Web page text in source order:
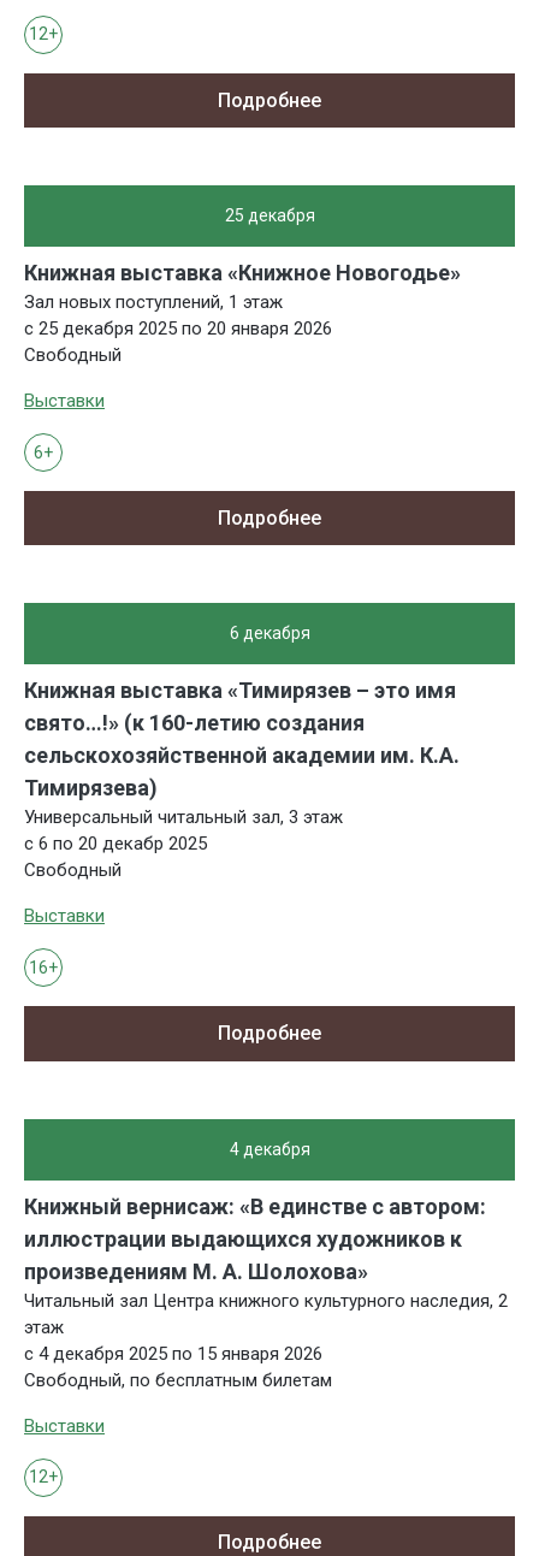
12+
Подробнее
25 декабря
Книжная выставка «Книжное Новогодье»
Зал новых поступлений, 1 этаж
с 25 декабря 2025 по 20 января 2026
Свободный
Выставки
6+
Подробнее
6 декабря
Книжная выставка «Тимирязев – это имя
свято…!» (к 160-летию создания
сельскохозяйственной академии им. К.А.
Тимирязева)
Универсальный читальный зал, 3 этаж
с 6 по 20 декабр 2025
Свободный
Выставки
16+
Подробнее
4 декабря
Книжный вернисаж: «В единстве с автором:
иллюстрации выдающихся художников к
произведениям М. А. Шолохова»
Читальный зал Центра книжного культурного наследия, 2
этаж
с 4 декабря 2025 по 15 января 2026
Свободный, по бесплатным билетам
Выставки
12+
Подробнее